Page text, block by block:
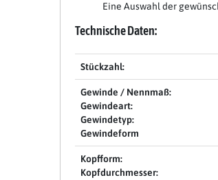
Eine Auswahl der
Technische Daten:
Stückzahl:
Gewinde / Nennmaß:
Gewindeart:
Gewindetyp:
Gewindeform
Kopfform:
Kopfdurchmesser: